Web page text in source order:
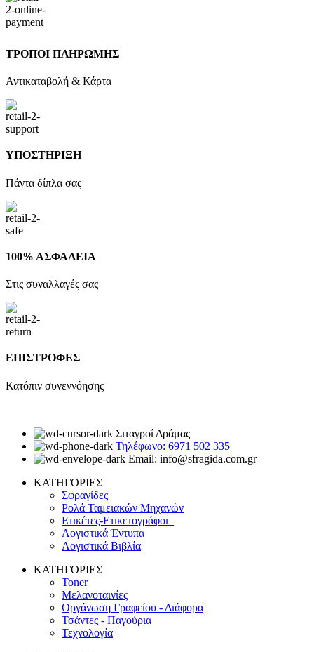
ΤΡΟΠΟΙ ΠΛΗΡΩΜΗΣ
Αντικαταβολή & Κάρτα
ΥΠΟΣΤΗΡΙΞΗ
Πάντα δίπλα σας
100% ΑΣΦΑΛΕΙΑ
Στις συναλλαγές σας
ΕΠΙΣΤΡΟΦΕΣ
Κατόπιν συνεννόησης
Σιταγροί Δράμας
Τηλέφωνο: 6971 502 335
Email: info@sfragida.com.gr
ΚΑΤΗΓΟΡΙΕΣ
Σφραγίδες
Ρολά Ταμειακών Μηχανών
Ετικέτες-Ετικετογράφοι
Λογιστικά Έντυπα
Λογιστικά Βιβλία
ΚΑΤΗΓΟΡΙΕΣ
Toner
Μελανοταινίες
Οργάνωση Γραφείου - Διάφορα
Τσάντες - Παγούρια
Τεχνολογία